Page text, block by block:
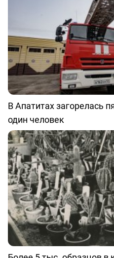
В Апатитах загорелась
один человек